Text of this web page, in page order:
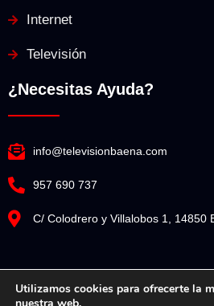
Internet
Televisión
¿Necesitas Ayuda?
info@televisionbaena.com
957 690 737
C/ Colodrero y Villalobos 1, 14850
Utilizamos cookies para ofrecerte la